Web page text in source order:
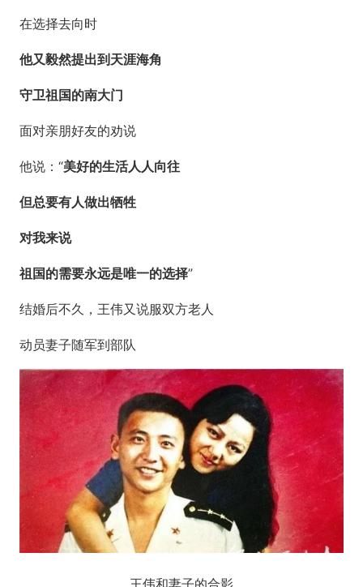
在选择去向时
他又毅然提出到天涯海角
守卫祖国的南大门
面对亲朋好友的劝说
他说：“美好的生活人人向往
但总要有人做出牺牲
对我来说
祖国的需要永远是唯一的选择”
结婚后不久，王伟又说服双方老人
动员妻子随军到部队